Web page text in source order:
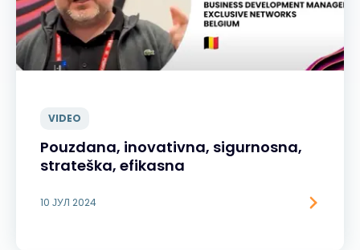
VIDEO
Pouzdana, inovativna, sigurnosna,
strateška, efikasna
10 ЈУЛ 2024